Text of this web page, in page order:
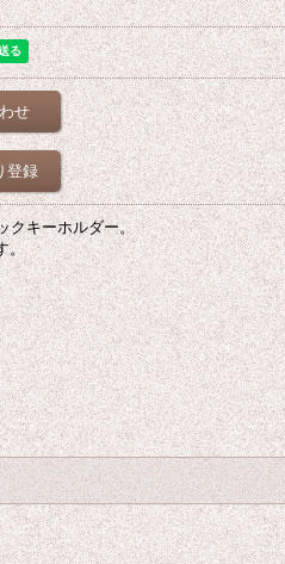
せ
登録
クキーホルダー。
。